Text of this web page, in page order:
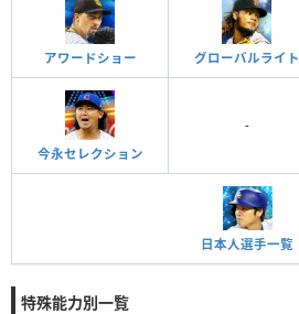
アワードショー グローバルライト
今永セレクション
-
日本人選手一覧
特殊能力別一覧